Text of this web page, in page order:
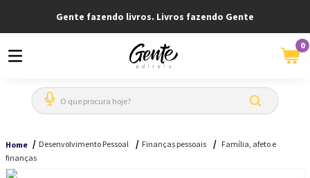
Gente fazendo livros. Livros fazendo Gente
0
O que procura hoje?
Home Desenvolvimento Pessoal Finanças pessoais
Família, afeto e
finanças